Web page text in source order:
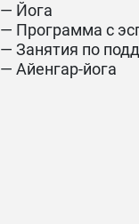
— Йога
— Программа с
— Занятия по
— Айенгар-йога